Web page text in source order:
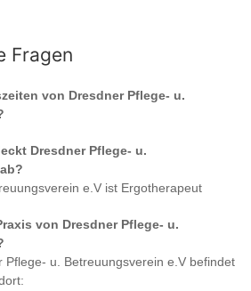
Fragen
von Dresdner Pflege- u.
Dresdner Pflege- u.
ab?
e.V ist Ergotherapeut
von Dresdner Pflege- u.
Pflege- u. Betreuungsverein e.V befindet